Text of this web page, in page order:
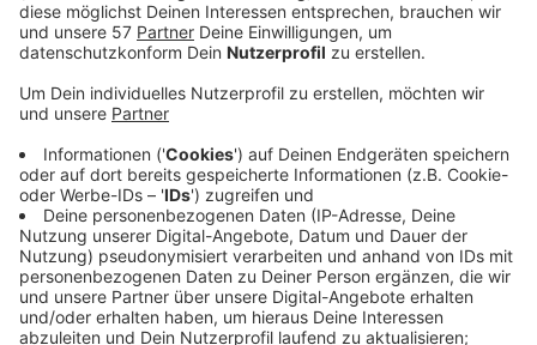
2021 zur Verfügung gestellt. Die Regelung hat der
Hauptausschuss nochmal verlängert.
Insgesamt nutzen bisher 37 Kulturschaffende und
zu Probe- oder Streamingzwecken. Dazu gehören
der Tivoli, das Eurogress, das Waldstadion und das
Ludwig-Forum Aachen (Foto) sowie weitere
städtische Räumlichkeiten. Ausgenommen sind
der Krönungssaal und andere Räume im Aachener
Rathaus, die besonderen städtischen
repräsentativen Zwecken dienen.